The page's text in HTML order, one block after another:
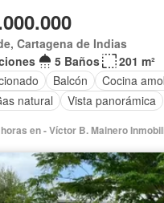
Cartagena de Indias
5 Baños
201 m²
Balcón Cocina
natural Vista panorámica
en - Víctor B. Mainero